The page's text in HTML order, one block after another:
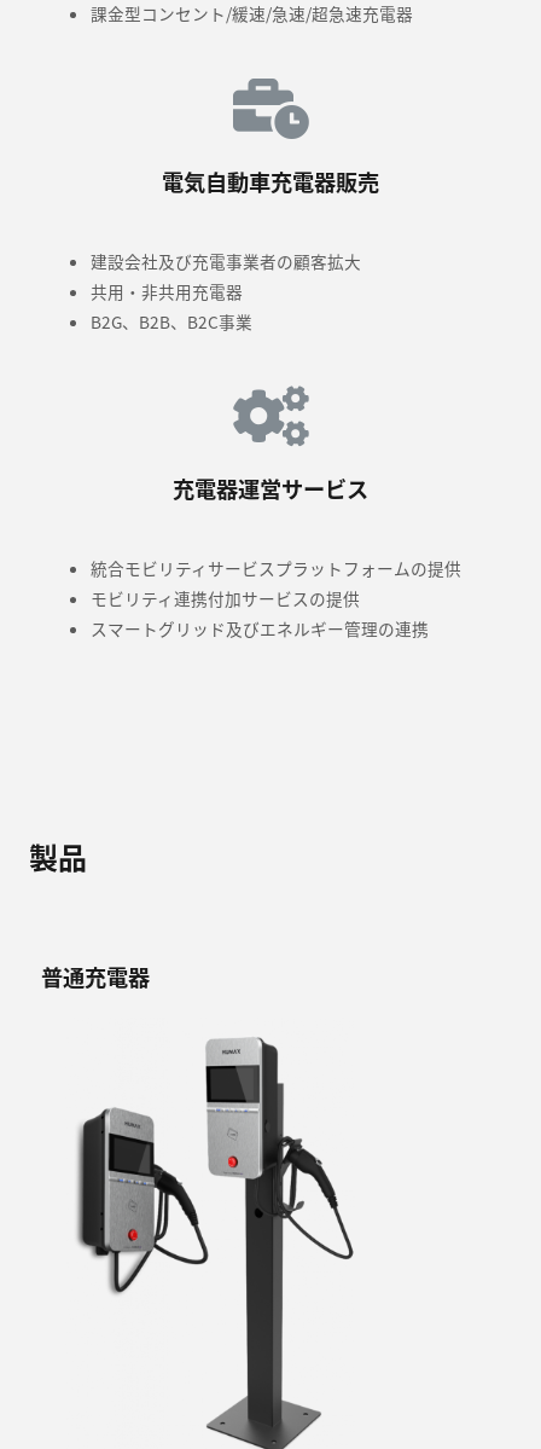
課金型コンセント/緩速/急速/超急速充電器
電気自動車充電器販売
建設会社及び充電事業者の顧客拡大
共用・非共用充電器
B2G、B2B、B2C事業
充電器運営サービス
統合モビリティサービスプラットフォームの提供
モビリティ連携付加サービスの提供
スマートグリッド及びエネルギー管理の連携
製品
普通充電器